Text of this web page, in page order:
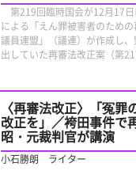
第219回臨時国会が12月17
による「えん罪被害者のため
議員連盟」（議連）が作成し
出していた再審法改正案（第
〈再審法改正〉「冤
改正を」／袴田事件で
昭・元裁判官が講演
小石勝朗 ライター